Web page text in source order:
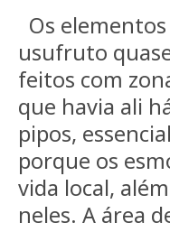
Os
usufruto
feitos com
que havia ali
pipos,
porque os
vida local,
neles. A área